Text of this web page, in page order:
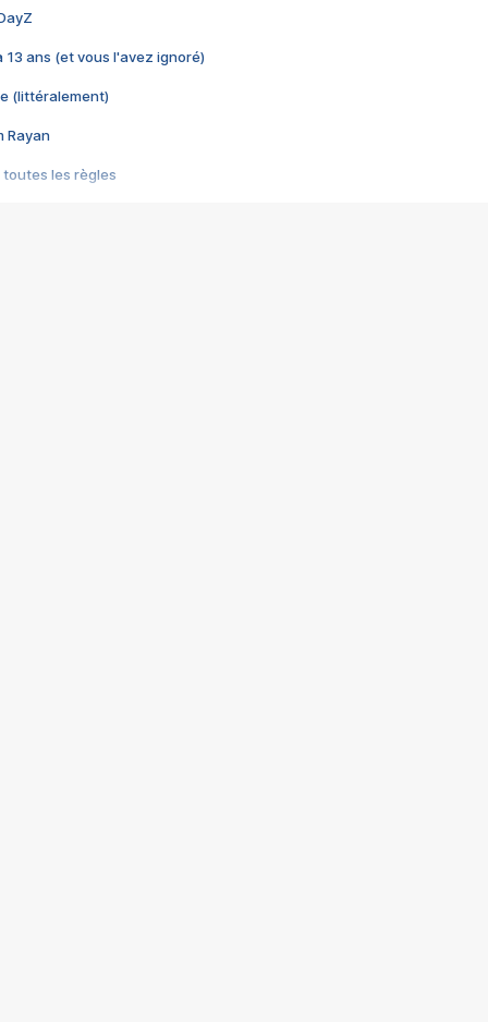
13 ans (et vous l'avez ignoré)
(littéralement)
Rayan
toutes les règles